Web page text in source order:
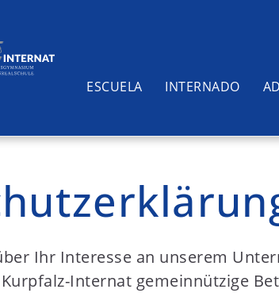
ESCUELA INTERNADO
Buscar
Ihr Interesse an unserem
Internat gemeinnützige